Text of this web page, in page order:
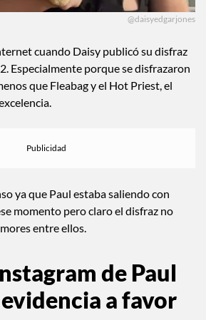
@daisyedgarjones
cuando Daisy publicó su disfraz
Especialmente porque se disfrazaron
que Fleabag y el Hot Priest, el
ya que Paul estaba saliendo con
momento pero claro el disfraz no
entre ellos.
de Paul
a favor